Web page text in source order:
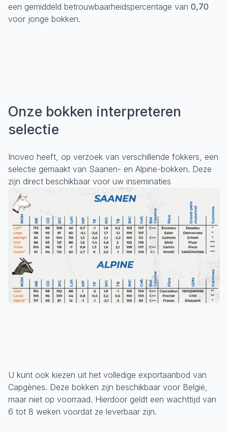
een gemiddeld betrouwbaarheidspercentage van 0,70
voor jonge bokken.
Onze bokken interpreteren
selectie
Inoveo heeft, op verzoek van verschillende fokkers, een
selectie gemaakt van Saanen- en Alpine-bokken. Deze
zijn direct beschikbaar voor uw inseminaties
U kunt ook kiezen uit het volledige exportaanbod van
Capgènes. Deze bokken zijn beschikbaar voor België,
maar niet op voorraad. Hierdoor geldt een wachttijd van
6 tot 8 weken voordat ze leverbaar zijn.